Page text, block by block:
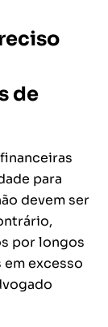
de
para
devem ser
por longos
excesso